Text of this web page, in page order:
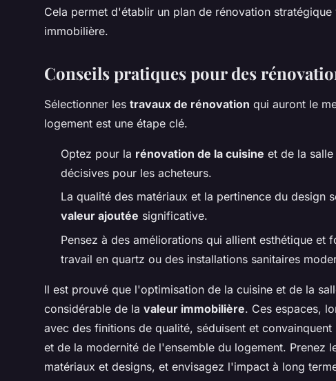
Cela permet d'établir un plan de rénovation
immobilière.
Conseils pratiques pour des
Sélectionner les travaux de rénovation qui auront le
logement est une étape clé.
Optez pour la rénovation de la cuisine et de la
décisives pour les acheteurs.
La qualité des matériaux et la pertinence du design
valeur ajoutée significative.
Pensez à des améliorations qui allient esthétique et
travail en quartz ou des installations sanitaires
Il est prouvé que l'optimisation de la cuisine et de la
considérable de la valeur immobilière. Ces espaces,
avec des finitions de qualité, séduisent et
et de la modernité de l'ensemble du logement. Prenez
matériaux et designs, et envisagez l'impact à long